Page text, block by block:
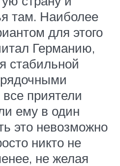
там. Наиболее
для этого
Германию,
стабильной
приятели
ему в один
это невозможно
никто не
не желая